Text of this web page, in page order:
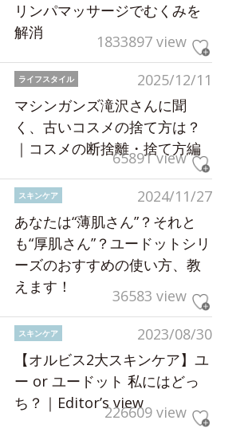
リンパマッサージでむくみを
解消
1833897 view
2025/12/11
ライフスタイル
マシンガンズ滝沢さんに聞
く、古いコスメの捨て方は？
｜コスメの断捨離・捨て方編
65891 view
2024/11/27
スキンケア
あなたは“薄肌さん”？それと
も“厚肌さん”？ユードットシリ
ーズのおすすめの使い方、教
えます！
36583 view
2023/08/30
スキンケア
【オルビス2大スキンケア】ユ
ー or ユードット 私にはどっ
ち？｜Editor’s view226609 view